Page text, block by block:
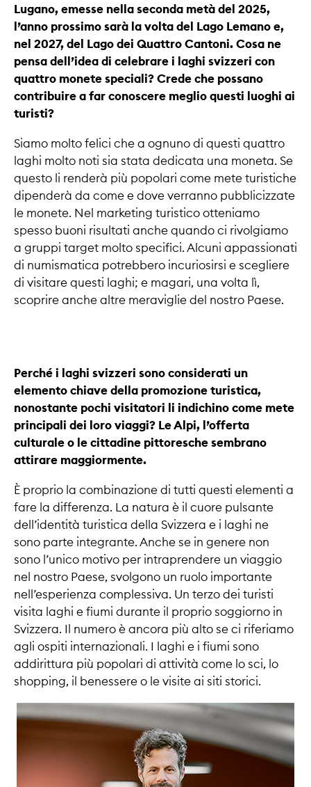
Lugano, emesse nella seconda metà del 2025,
l’anno prossimo sarà la volta del Lago Lemano e,
nel 2027, del Lago dei Quattro Cantoni. Cosa ne
pensa dell’idea di celebrare i laghi svizzeri con
quattro monete speciali? Crede che possano
contribuire a far conoscere meglio questi luoghi ai
turisti?
Siamo molto felici che a ognuno di questi quattro
laghi molto noti sia stata dedicata una moneta. Se
questo li renderà più popolari come mete turistiche
dipenderà da come e dove verranno pubblicizzate
le monete. Nel marketing turistico otteniamo
spesso buoni risultati anche quando ci rivolgiamo
a gruppi target molto specifici. Alcuni appassionati
di numismatica potrebbero incuriosirsi e scegliere
di visitare questi laghi; e magari, una volta lì,
scoprire anche altre meraviglie del nostro Paese.
Perché i laghi svizzeri sono considerati un
elemento chiave della promozione turistica,
nonostante pochi visitatori li indichino come mete
principali dei loro viaggi? Le Alpi, l’offerta
culturale o le cittadine pittoresche sembrano
attirare maggiormente.
È proprio la combinazione di tutti questi elementi a
fare la differenza. La natura è il cuore pulsante
dell’identità turistica della Svizzera e i laghi ne
sono parte integrante. Anche se in genere non
sono l’unico motivo per intraprendere un viaggio
nel nostro Paese, svolgono un ruolo importante
nell’esperienza complessiva. Un terzo dei turisti
visita laghi e fiumi durante il proprio soggiorno in
Svizzera. Il numero è ancora più alto se ci riferiamo
agli ospiti internazionali. I laghi e i fiumi sono
addirittura più popolari di attività come lo sci, lo
shopping, il benessere o le visite ai siti storici.